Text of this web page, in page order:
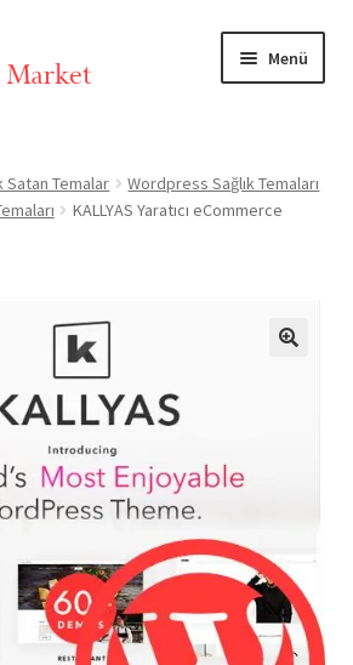
Menü
Satan Temalar
Wordpress Sağlık Temaları
KALLYAS Yaratıcı eCommerce